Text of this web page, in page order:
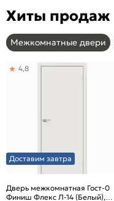
Хиты продаж
Межкомнатные двери
Доставим завтра
Дверь межкомнатная Гост-0
Финиш Флекс Л-14 (Белый),
4,8